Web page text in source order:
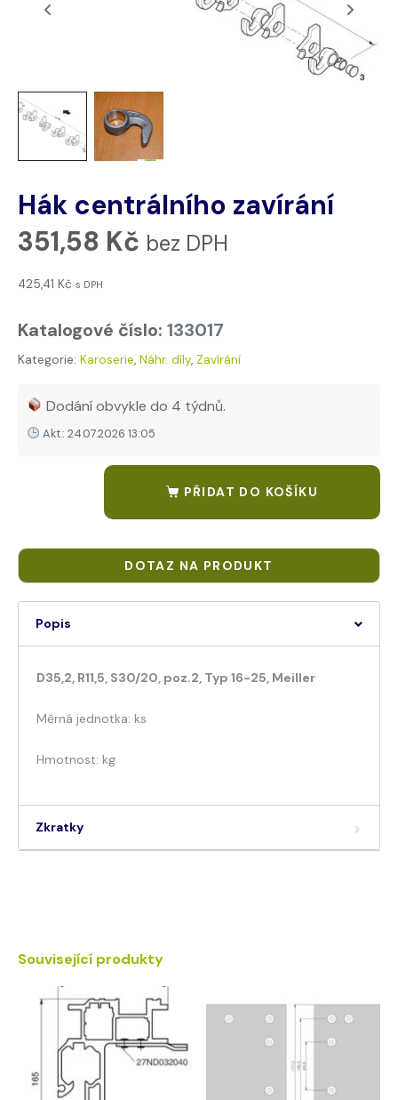
Hák centrálního zavírání
351,58 Kč bez DPH
425,41 Kč s DPH
Katalogové číslo: 133017
Kategorie: Karoserie, Náhr. díly, Zavírání
Dodání obvykle do 4 týdnů.
Akt.: 24.07.2026 13:05
PŘIDAT DO KOŠÍKU
Popis
D35,2, R11,5, S30/20, poz.2, Typ 16-25, Meiller
Měrná jednotka: ks
Hmotnost: kg
Zkratky
Související produkty